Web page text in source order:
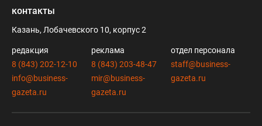
контакты
Казань, Лобачевского 10, корпус 2
редакция
8 (843) 202-12-10
info@business-
gazeta.ru
реклама
8 (843) 203-48-47
mir@business-
gazeta.ru
отдел персонала
staff@business-
gazeta.ru